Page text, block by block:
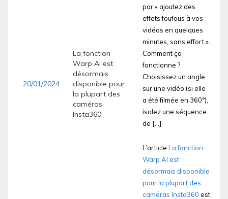
20/01/2024
La fonction
Warp AI est
désormais
disponible pour
la plupart des
caméras
Insta360
par « ajoutez des
effets foufous à vos
vidéos en quelques
minutes, sans effort ».
Comment ça
fonctionne ?
Choisissez un angle
sur une vidéo (si elle
a été filmée en 360°),
isolez une séquence
de […]
L’article La fonction
Warp AI est
désormais disponible
pour la plupart des
caméras Insta360 est